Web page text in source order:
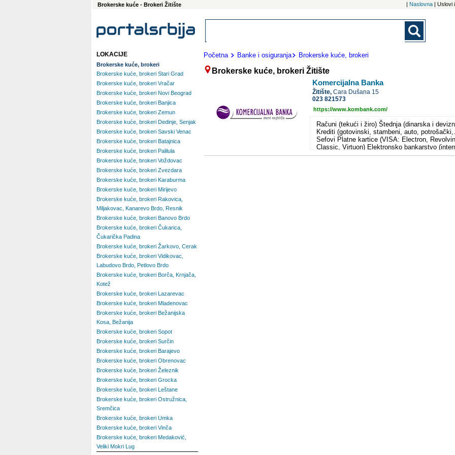
Brokerske kuće - Brokeri Žitište | Naslovna | Uslovi
Početna Banke i osiguranja Brokerske kuće, brokeri
Brokerske kuće, brokeri Žitište
Komercijalna Banka
Žitište,Cara Dušana 15
023 821573
https://www.kombank.com/
Računi (tekući i žiro) Štednja (dinarska i
Krediti (gotovinski, stambeni, auto,
Sefovi Platne kartice (VISA: Electron,
Classic, Virtuon) Elektronsko bankarstvo
SMS, telefon, call-centar) Menjačko-devizno
LOKACIJE
Brokerske kuće, brokeri
Brokerske kuće, brokeri Stari Grad
Brokerske kuće, brokeri Vračar
Brokerske kuće, brokeri Novi Beograd
Brokerske kuće, brokeri Banjica
Brokerske kuće, brokeri Zemun
Brokerske kuće, brokeri Dedinje, Senjak
Brokerske kuće, brokeri Savski Venac
Brokerske kuće, brokeri Batajnica
Brokerske kuće, brokeri Palilula
Brokerske kuće, brokeri Voždovac
Brokerske kuće, brokeri Zvezdara
Brokerske kuće, brokeri Karaburma
Brokerske kuće, brokeri Mirijevo
Brokerske kuće, brokeri Rakovica,
Miljakovac, Kanarevo Brdo, Resnik
Brokerske kuće, brokeri Banovo Brdo
Brokerske kuće, brokeri Čukarica,
Čukarička Padina
Brokerske kuće, brokeri Žarkovo, Cerak
Brokerske kuće, brokeri Vidikovac,
Labudovo Brdo, Petlovo Brdo
Brokerske kuće, brokeri Borča, Krnjača,
Kotež
Brokerske kuće, brokeri Lazarevac
Brokerske kuće, brokeri Mladenovac
Brokerske kuće, brokeri Bežanijska
Kosa, Bežanija
Brokerske kuće, brokeri Sopot
Brokerske kuće, brokeri Surčin
Brokerske kuće, brokeri Barajevo
Brokerske kuće, brokeri Obrenovac
Brokerske kuće, brokeri Železnik
Brokerske kuće, brokeri Grocka
Brokerske kuće, brokeri Leštane
Brokerske kuće, brokeri Ostružnica,
Sremčica
Brokerske kuće, brokeri Umka
Brokerske kuće, brokeri Vinča
Brokerske kuće, brokeri Medaković,
Veliki Mokri Lug